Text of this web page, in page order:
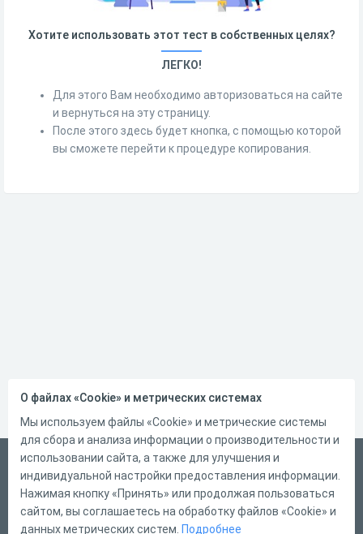
Хотите использовать этот тест в собственных целях?
ЛЕГКО!
Для этого Вам необходимо авторизоваться на сайте
и вернуться на эту страницу.
После этого здесь будет кнопка, с помощью которой
вы сможете перейти к процедуре копирования.
Русский
Справка
Форма обратной связи
О файлах «Cookie» и метрических системах
Мы используем файлы «Cookie» и метрические системы
для сбора и анализа информации о производительности и
использовании сайта, а также для улучшения и
индивидуальной настройки предоставления информации.
Нажимая кнопку «Принять» или продолжая пользоваться
сайтом, вы соглашаетесь на обработку файлов «Cookie» и
данных метрических систем. Подробнее